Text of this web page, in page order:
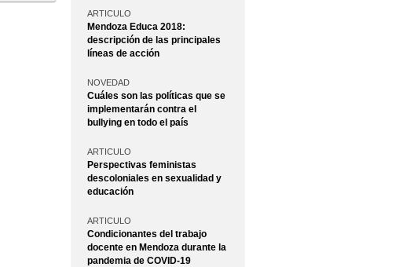
ARTICULO
Mendoza Educa 2018:
descripción de las principales
líneas de acción
NOVEDAD
Cuáles son las políticas que se
implementarán contra el
bullying en todo el país
ARTICULO
Perspectivas feministas
descoloniales en sexualidad y
educación
ARTICULO
Condicionantes del trabajo
docente en Mendoza durante la
pandemia de COVID-19